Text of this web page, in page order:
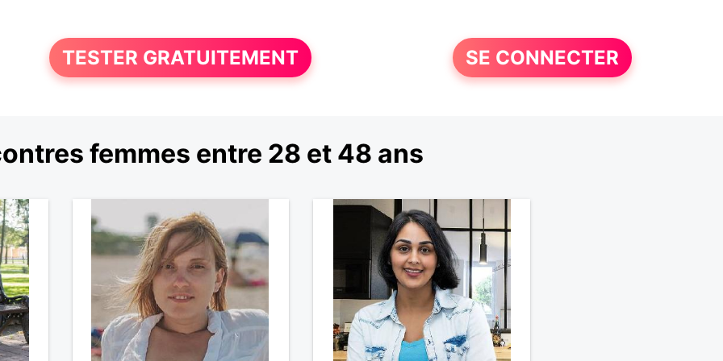
TESTER GRATUITEMENT SE CONNECTER
femmes entre 28 et 48 ans